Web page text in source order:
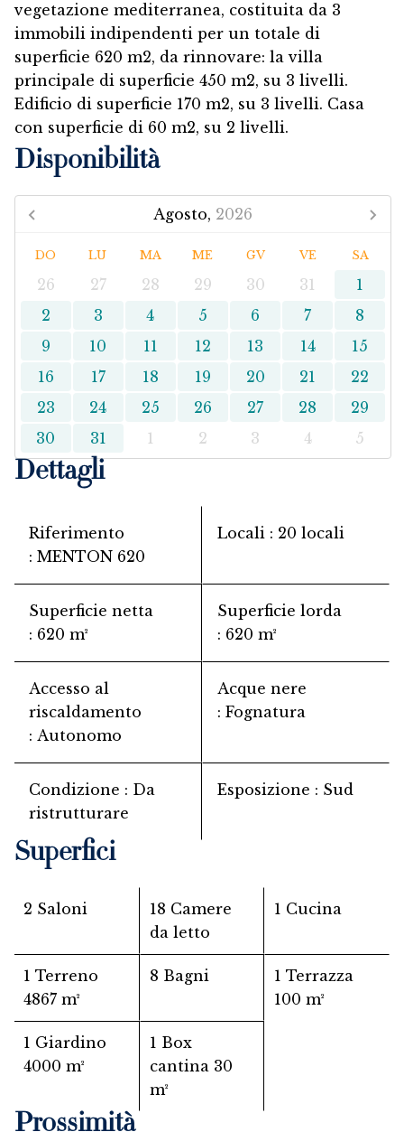
vegetazione mediterranea, costituita da 3
immobili indipendenti per un totale di
superficie 620 m2, da rinnovare: la villa
principale di superficie 450 m2, su 3 livelli.
Edificio di superficie 170 m2, su 3 livelli. Casa
con superficie di 60 m2, su 2 livelli.
Disponibilità
Agosto, 2026
DO LU MA ME GV VE SA
26 27 28 29 30 31
1
2
3 4 5 6 7
8
9
10 11 12 13 14
15
16
17 18 19 20 21
22
23
24 25 26 27 28
29
30
31 1 2 3 4 5
Dettagli
Riferimento
MENTON 620
Locali 20 locali
Superficie netta
620 m²
Superficie lorda
620 m²
Accesso al
riscaldamento
Autonomo
Acque nere
Fognatura
Condizione
Da
ristrutturare
Esposizione Sud
Superfici
2 Saloni
18 Camere
da letto
1 Cucina
1 Terreno
4867 m²
8 Bagni
1 Terrazza
100 m²
1 Giardino
4000 m²
1 Box
cantina 30
m²
Prossimità